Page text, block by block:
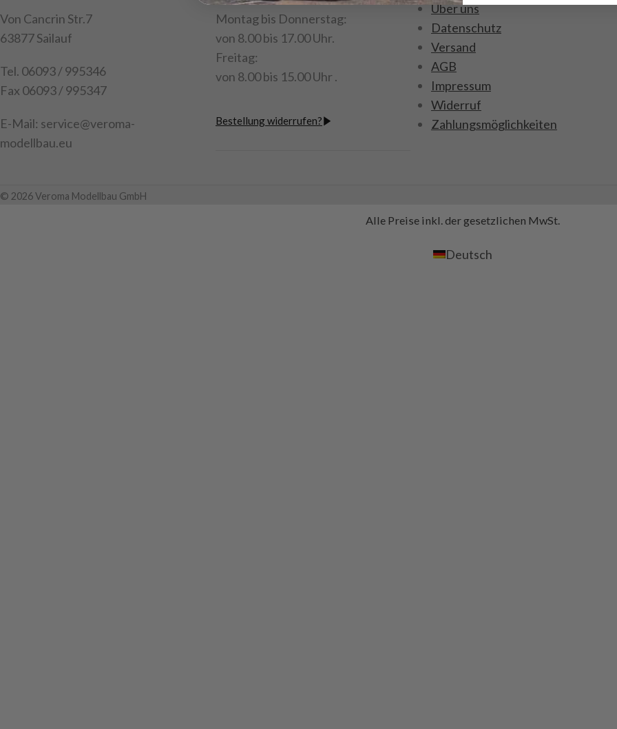
Von Cancrin Str.7
63877 Sailauf
Tel. 06093 / 995346
Fax 06093 / 995347
E-Mail: service@veroma-
modellbau.eu
Montag bis Donnerstag:
von 8.00 bis 17.00 Uhr.
Freitag:
von 8.00 bis 15.00 Uhr .
Bestellung widerrufen?
Über uns
Datenschutz
Versand
AGB
Impressum
Widerruf
Zahlungsmöglichkeiten
© 2026 Veroma Modellbau GmbH
Alle Preise inkl. der gesetzlichen MwSt.
Deutsch